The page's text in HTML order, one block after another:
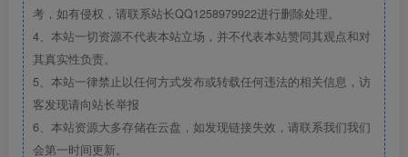
考，如有侵权，请联系站长QQ1258979922进行删除处理。
4、本站一切资源不代表本站立场，并不代表本站赞同其观点和对
其真实性负责。
5、本站一律禁止以任何方式发布或转载任何违法的相关信息，访
客发现请向站长举报
6、本站资源大多存储在云盘，如发现链接失效，请联系我们我们
会第一时间更新。